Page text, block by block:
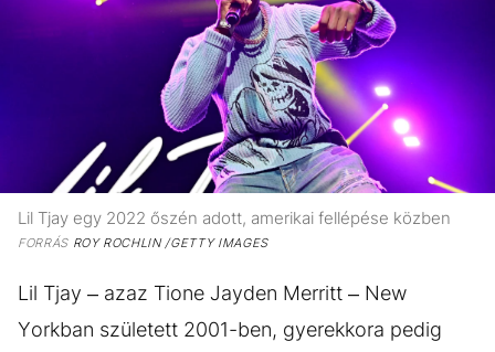
Lil Tjay egy 2022 őszén adott, amerikai fellépése közben
FORRÁSROY ROCHLIN /GETTY IMAGES
Lil Tjay – azaz Tione Jayden Merritt – New
Yorkban született 2001-ben, gyerekkora pedig